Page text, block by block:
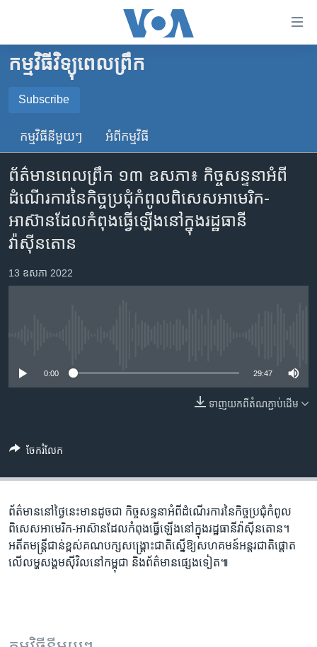
គេហទំព័រ​
ទាក់ទង
រំលង​
ទំព័រ​
ព័ត៌មាន​​
ម្តង
រំលង​
និង​
ចូល​
ទៅ​
ចូល​
ស្វែង​
កម្ពុជា
អន្តរជាតិ
ចិន
ហេឡូវីអូអេ
កម្ពុជាច្នៃប្រតិដ្ឋ
ព្រឹត្តិការណ៍ព័ត៌មាន
ទូរទស្សន៍ / វីដេអូ​
វិទ្យុ / ផតខាសថ៍
បណ្តាញ​សង្គម
ភាសា
កម្មវិធីវិទ្យុពេលព្រឹក
Subscribe
SUBSCRIBE
Spotify
កម្មវិធី​នីមួយៗ អំពី​កម្មវិធី​
ព័ត៌មានពេលព្រឹក ១៣ ឧសភា៖ កិច្ចសន្ទនា​អំពី​
ដំណើរការ​នៃ​កិច្ចប្រជុំ​កំពូល​ពិសេស​អាមេរិក-
អាស៊ាន​ដែល​កំពុង​ធ្វើឡើង​នៅក្នុង​រដ្ឋធានី​
វ៉ាស៊ីនតោន
13 ឧសភា 2022
0:00 29:47
ទាញ​យក​ពី​តំណភ្ជាប់​ដើម
ចែករំលែក
ព័ត៌មាន​នៅ​ថ្ងៃនេះ​មាន​ដូចជា កិច្ចសន្ទនា​អំពី​ដំណើរការ​នៃ​កិច្ចប្រជុំ​កំពូល​
ពិសេស​អាមេរិក-អាស៊ាន​ដែល​កំពុង​ធ្វើឡើង​នៅក្នុង​រដ្ឋធានី​វ៉ាស៊ីនតោន។
អតីត​មន្រ្តី​ជាន់ខ្ពស់​គណបក្ស​សង្រ្គោះជាតិ​ស្នើ​ឱ្យ​សហគមន៍​អន្តរជាតិ​ផ្តោត​
លើ​លម្ហ​សង្គម​ស៊ីវិល​នៅ​កម្ពុជា និង​ព័ត៌មាន​ផ្សេង​ទៀត៕